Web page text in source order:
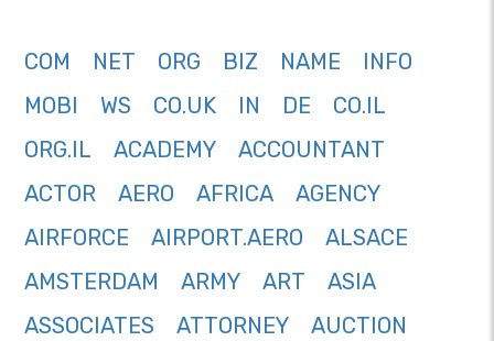
COM NET ORG BIZ NAME
INFO
MOBI
WS CO.UK IN DE
CO.IL
ORG.IL
ACADEMY
ACCOUNTANT
ACTOR
AERO AFRICA
AGENCY
AIRFORCE
AIRPORT.AERO
ALSACE
AMSTERDAM
ARMY ART
ASIA
ASSOCIATES
ATTORNEY
AUCTION